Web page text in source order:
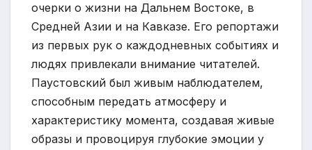
очерки о жизни на Дальнем Востоке, в
Средней Азии и на Кавказе. Его репортажи
из первых рук о каждодневных событиях и
людях привлекали внимание читателей.
Паустовский был живым наблюдателем,
способным передать атмосферу и
характеристику момента, создавая живые
образы и провоцируя глубокие эмоции у